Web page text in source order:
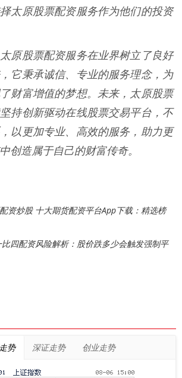
太原股票配资服务作为他们的投资
原股票配资服务在业界树立了良好
它秉承诚信、专业的服务理念，为
财富增值的梦想。未来，太原股票
持创新驱动在线股票交易平台，不
以更加专业、高效的服务，助力更
创造属于自己的财富传奇。
资炒股 十大期货配资平台App下载：精选榜
四配资风险解析：股价跌多少会触发强制平
势 深证走势 创业走势